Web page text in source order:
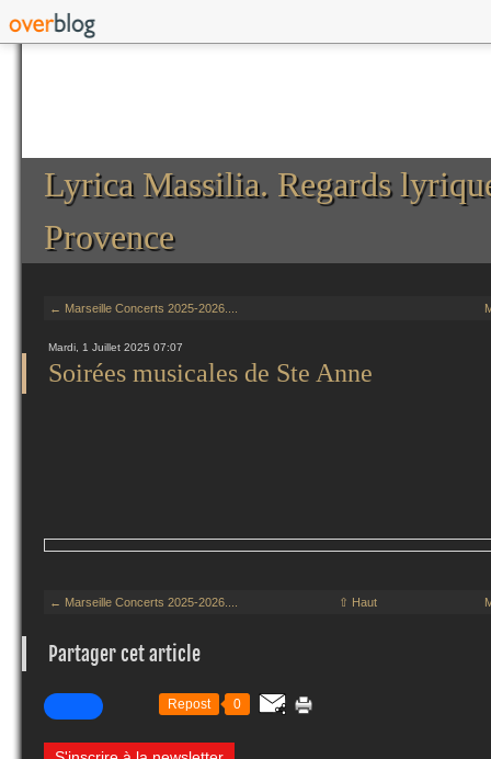
Lyrica Massilia. Regards
Provence
← Marseille Concerts 2025-2026....
Mardi, 1 Juillet 2025 07:07
Soirées musicales de Ste Anne
← Marseille Concerts 2025-2026.... ⇧ Haut
Partager cet article
Repost 0